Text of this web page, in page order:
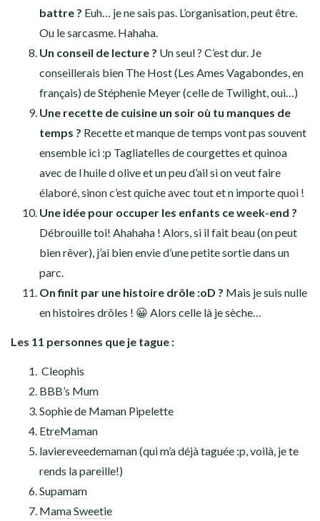
battre ? Euh… je ne sais pas. L’organisation, peut être.
Ou le sarcasme. Hahaha.
Un conseil de lecture ? Un seul ? C’est dur. Je
conseillerais bien The Host (Les Ames Vagabondes, en
français) de Stéphenie Meyer (celle de Twilight, oui…)
Une recette de cuisine un soir où tu manques de
temps ? Recette et manque de temps vont pas souvent
ensemble ici :p Tagliatelles de courgettes et quinoa
avec de l huile d olive et un peu d’ail si on veut faire
élaboré, sinon c’est quiche avec tout et n importe quoi !
Une idée pour occuper les enfants ce week-end ?
Débrouille toi! Ahahaha ! Alors, si il fait beau (on peut
bien rêver), j’ai bien envie d’une petite sortie dans un
parc.
On finit par une histoire drôle :oD ? Mais je suis nulle
en histoires drôles ! 😀 Alors celle là je sèche…
Les 11 personnes que je tague :
Cleophis
BBB’s Mum
Sophie de Maman Pipelette
EtreMaman
laviereveedemaman(qui m’a déjà taguée :p, voilà, je te
rends la pareille!)
Supamam
Mama Sweetie